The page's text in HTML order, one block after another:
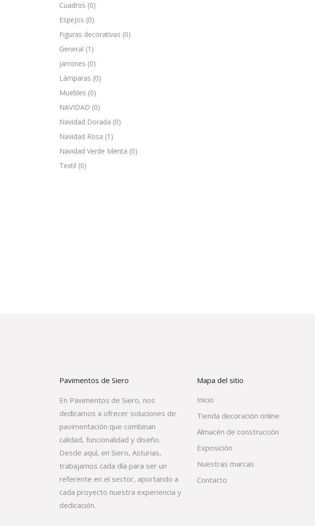
Cuadros (0)
Espejos (0)
Figuras decorativas (0)
General (1)
Jarrones (0)
Lámparas (0)
Muebles (0)
NAVIDAD (0)
Navidad Dorada (0)
Navidad Rosa (1)
Navidad Verde Menta (0)
Textil (0)
Pavimentos de Siero
En Pavimentos de Siero, nos
dedicamos a ofrecer soluciones de
pavimentación que combinan
calidad, funcionalidad y diseño.
Desde aquí, en Siero, Asturias,
trabajamos cada día para ser un
referente en el sector, aportando a
cada proyecto nuestra experiencia y
dedicación.
Mapa del sitio
Inicio
Tienda decoración online
Almacén de construcción
Exposición
Nuestras marcas
Contacto